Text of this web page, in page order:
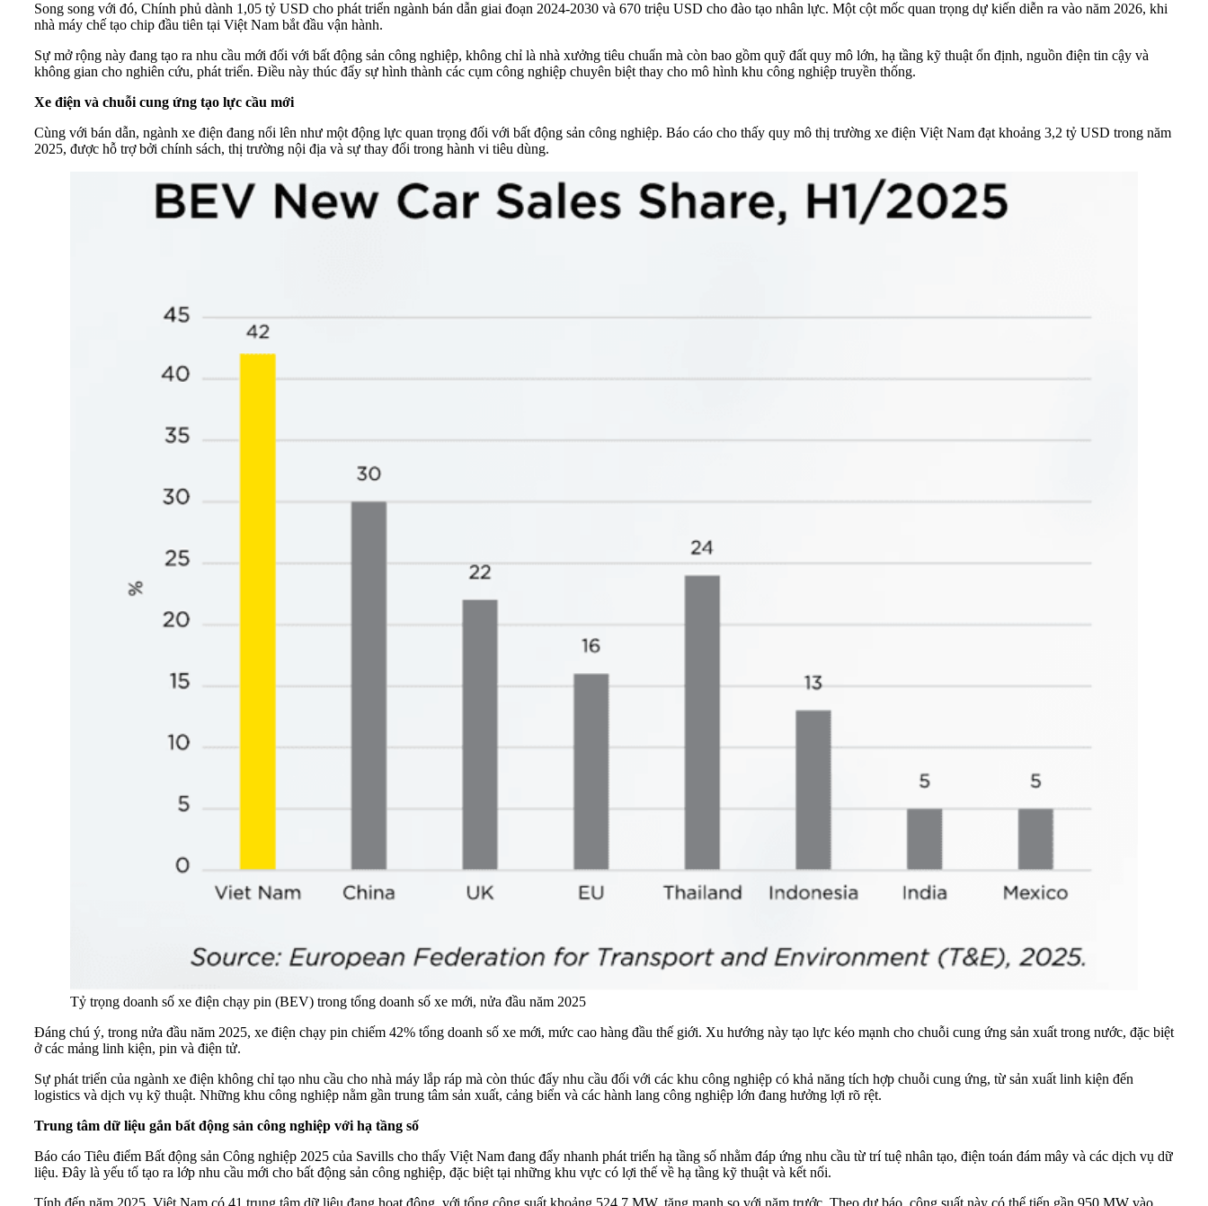
Song song với đó, Chính phủ dành 1,05 tỷ USD cho phát triển ngành bán dẫn giai đoạn 2024-2030 và 670 triệu USD cho đào tạo nhân lực. Một cột mốc quan trọng dự kiến diễn ra vào năm 2026, khi
nhà máy chế tạo chip đầu tiên tại Việt Nam bắt đầu vận hành.
Sự mở rộng này đang tạo ra nhu cầu mới đối với bất động sản công nghiệp, không chỉ là nhà xưởng tiêu chuẩn mà còn bao gồm quỹ đất quy mô lớn, hạ tầng kỹ thuật ổn định, nguồn điện tin cậy và
không gian cho nghiên cứu, phát triển. Điều này thúc đẩy sự hình thành các cụm công nghiệp chuyên biệt thay cho mô hình khu công nghiệp truyền thống.
Xe điện và chuỗi cung ứng tạo lực cầu mới
Cùng với bán dẫn, ngành xe điện đang nổi lên như một động lực quan trọng đối với bất động sản công nghiệp. Báo cáo cho thấy quy mô thị trường xe điện Việt Nam đạt khoảng 3,2 tỷ USD trong năm
2025, được hỗ trợ bởi chính sách, thị trường nội địa và sự thay đổi trong hành vi tiêu dùng.
Tỷ trọng doanh số xe điện chạy pin (BEV) trong tổng doanh số xe mới, nửa đầu năm 2025
Đáng chú ý, trong nửa đầu năm 2025, xe điện chạy pin chiếm 42% tổng doanh số xe mới, mức cao hàng đầu thế giới. Xu hướng này tạo lực kéo mạnh cho chuỗi cung ứng sản xuất trong nước, đặc biệt
ở các mảng linh kiện, pin và điện tử.
Sự phát triển của ngành xe điện không chỉ tạo nhu cầu cho nhà máy lắp ráp mà còn thúc đẩy nhu cầu đối với các khu công nghiệp có khả năng tích hợp chuỗi cung ứng, từ sản xuất linh kiện đến
logistics và dịch vụ kỹ thuật. Những khu công nghiệp nằm gần trung tâm sản xuất, cảng biển và các hành lang công nghiệp lớn đang hưởng lợi rõ rệt.
Trung tâm dữ liệu gắn bất động sản công nghiệp với hạ tầng số
Báo cáo Tiêu điểm Bất động sản Công nghiệp 2025 của Savills cho thấy Việt Nam đang đẩy nhanh phát triển hạ tầng số nhằm đáp ứng nhu cầu từ trí tuệ nhân tạo, điện toán đám mây và các dịch vụ dữ
liệu. Đây là yếu tố tạo ra lớp nhu cầu mới cho bất động sản công nghiệp, đặc biệt tại những khu vực có lợi thế về hạ tầng kỹ thuật và kết nối.
Tính đến năm 2025, Việt Nam có 41 trung tâm dữ liệu đang hoạt động, với tổng công suất khoảng 524,7 MW, tăng mạnh so với năm trước. Theo dự báo, công suất này có thể tiến gần 950 MW vào